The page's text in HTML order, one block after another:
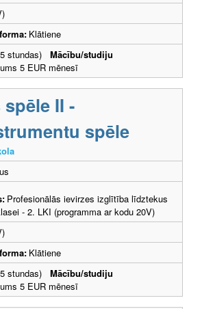
Klātiene
stundas) Mācību/studiju
5 EUR mēnesī
II -
spēle
Profesionālās ievirzes izglītība līdztekus
- 2. LKI (programma ar kodu 20V)
Klātiene
stundas) Mācību/studiju
5 EUR mēnesī